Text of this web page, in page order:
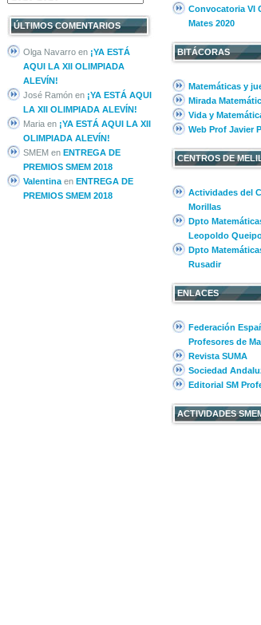
ÚLTIMOS COMENTARIOS
Olga Navarro en ¡YA ESTÁ
AQUI LA XII OLIMPIADA
ALEVÍN!
José Ramón en ¡YA ESTÁ AQUI
LA XII OLIMPIADA ALEVÍN!
Maria en ¡YA ESTÁ AQUI LA XII
OLIMPIADA ALEVÍN!
SMEM en ENTREGA DE
PREMIOS SMEM 2018
Valentina en ENTREGA DE
PREMIOS SMEM 2018
Convocatoria VI
Mates 2020
BITÁCORAS
Matemáticas y
Mirada
Vida y
Web Prof Javier
CENTROS DE
Actividades del
Morillas
Dpto
Leopoldo
Dpto
Rusadir
ENLACES
Federación
Profesores de
Revista SUMA
Sociedad
Editorial SM
ACTIVIDADES